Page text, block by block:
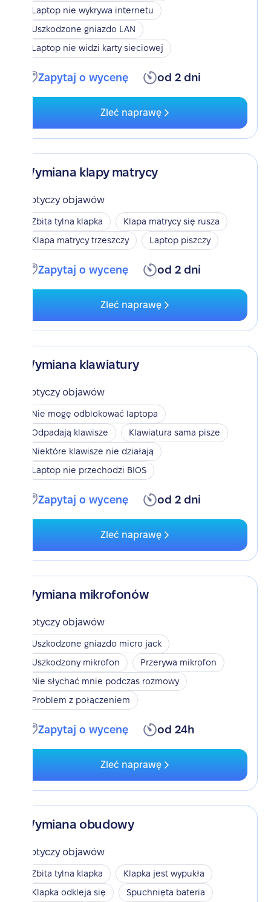
Laptop nie wykrywa internetu
Uszkodzone gniazdo LAN
Laptop nie widzi karty sieciowej
Zapytaj o wycenę od 2 dni
Zleć naprawę
Wymiana klapy matrycy
Dotyczy objawów
Zbita tylna klapka
Klapa matrycy się rusza
Klapa matrycy trzeszczy
Laptop piszczy
Zapytaj o wycenę od 2 dni
Zleć naprawę
Wymiana klawiatury
Dotyczy objawów
Nie mogę odblokować laptopa
Odpadają klawisze
Klawiatura sama pisze
Niektóre klawisze nie działają
Laptop nie przechodzi BIOS
Zapytaj o wycenę od 2 dni
Zleć naprawę
Wymiana mikrofonów
Dotyczy objawów
Uszkodzone gniazdo micro jack
Uszkodzony mikrofon
Przerywa mikrofon
Nie słychać mnie podczas rozmowy
Problem z połączeniem
Zapytaj o wycenę od 24h
Zleć naprawę
Wymiana obudowy
Dotyczy objawów
Zbita tylna klapka
Klapka jest wypukła
Klapka odkleja się
Spuchnięta bateria